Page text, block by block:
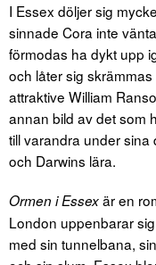
I Essex döljer sig
sinnade Cora inte
förmodas ha dykt upp
och låter sig
attraktive William
annan bild av det som
till varandra under
och Darwins lära.
Ormen i Essexär en
London uppenbarar
med sin tunnelbana,